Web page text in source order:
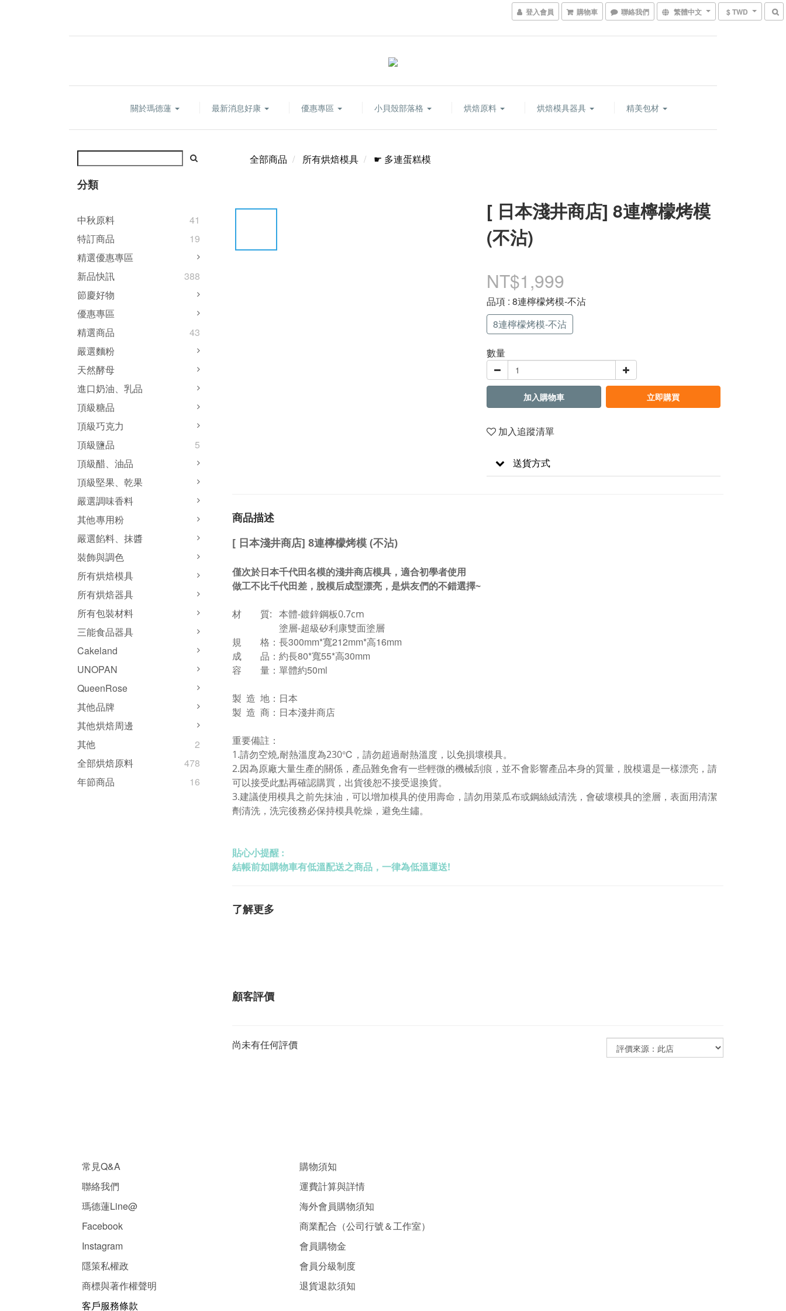
登入會員 購物車 聯絡我們 繁體中文 $ TWD
關於瑪德蓮 最新消息好康 優惠專區 小貝殼部落格 烘焙原料 烘焙模具器具 精美包材
分類
中秋原料
41
特訂商品
19
精選優惠專區
新品快訊
388
節慶好物
優惠專區
精選商品
43
嚴選麵粉
天然酵母
進口奶油、乳品
頂級糖品
頂級巧克力
頂級鹽品
5
頂級醋、油品
頂級堅果、乾果
嚴選調味香料
其他專用粉
嚴選餡料、抹醬
裝飾與調色
所有烘焙模具
所有烘焙器具
所有包裝材料
三能食品器具
Cakeland
UNOPAN
QueenRose
其他品牌
其他烘焙周邊
其他
2
全部烘焙原料
478
年節商品
16
全部商品 所有烘焙模具 ☛ 多連蛋糕模
[ 日本淺井商店] 8連檸檬烤模
(不沾)
NT$1,999
品項 : 8連檸檬烤模-不沾
8連檸檬烤模-不沾
數量
加入購物車 立即購買
加入追蹤清單
送貨方式
商品描述
[ 日本淺井商店] 8連檸檬烤模 (不沾)
僅次於日本千代田名模的淺井商店模具，適合初學者使用
做工不比千代田差，脫模后成型漂亮，是烘友們的不錯選擇~
材 質: 本體-鍍鋅鋼板0.7cm
塗層-超級矽利康雙面塗層
規 格：長300mm*寬212mm*高16mm
成 品：約長80*寬55*高30mm
容 量：單體約50ml
製 造 地：日本
製 造 商：日本淺井商店
重要備註：
1.請勿空燒,耐熱溫度為230℃，請勿超過耐熱溫度，以免損壞模具。
2.因為原廠大量生產的關係，產品難免會有一些輕微的機械刮痕，並不會影響產品本身的質量，脫模還是一樣漂亮，請
可以接受此點再確認購買，出貨後恕不接受退換貨。
3.建議使用模具之前先抹油，可以增加模具的使用壽命，請勿用菜瓜布或鋼絲絨清洗，會破壞模具的塗層，表面用清潔
劑清洗，洗完後務必保持模具乾燥，避免生鏽。
貼心小提醒 :
結帳前如購物車有低溫配送之商品，一律為低溫運送!
了解更多
顧客評價
尚未有任何評價
常見Q&A
聯絡我們
瑪德蓮Line@
Facebook
Instagram
隱策私權政
商標與著作權聲明
客戶服務條款
購物須知
運費計算與詳情
海外會員購物須知
商業配合（公司行號＆工作室）
會員購物金
會員分級制度
退貨退款須知